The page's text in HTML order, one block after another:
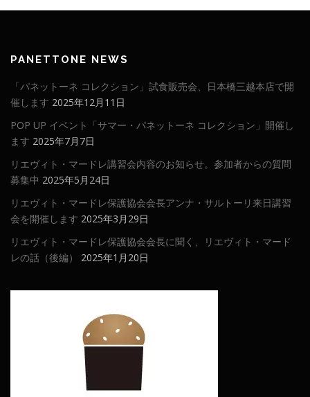
PANETTONE NEWS
「パネットーネ コレクション」試食販売会、日本橋三越本店で開
催します 2025年12月11日
POP UP イベント「サマー・パネットーネ コレクション」開催し
ます 2025年7月7日
リエヴィト・マードレ講習会内容のお知らせ。参加者からの質問
募集中 2025年5月24日
リエヴィト・マードレ保護協会会長アンナ・サルトーリ来日講習
会を開催します 2025年3月29日
リエヴィト・マードレ保護協会会長に聞く、リエヴィト・マード
レの話（後編）
2025年1月20日